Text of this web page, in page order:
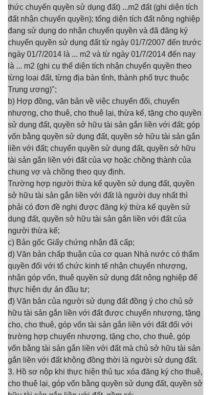
thức chuyển quyền sử dụng đất) ...m2 đất (ghi diện tích
đất nhận chuyển quyền); tổng diện tích đất nông nghiệp
đang sử dụng do nhận chuyển quyền và đã đăng ký
chuyển quyền sử dụng đất từ ngày 01/7/2007 đến trước
ngày 01/7/2014 là ... m2 và từ ngày 01/7/2014 đến nay
là ... m2 (ghi cụ thể diện tích nhận chuyển quyền theo
từng loại đất, từng địa bàn tỉnh, thành phố trực thuộc
Trung ương)";
b) Hợp đồng, văn bản về việc chuyển đổi, chuyển
nhượng, cho thuê, cho thuê lại, thừa kế, tặng cho quyền
sử dụng đất, quyền sở hữu tài sản gắn liền với đất; góp
vốn bằng quyền sử dụng đất, quyền sở hữu tài sản gắn
liền với đất; chuyển quyền sử dụng đất, quyền sở hữu
tài sản gắn liền với đất của vợ hoặc chồng thành của
chung vợ và chồng theo quy định.
Trường hợp người thừa kế quyền sử dụng đất, quyền
sở hữu tài sản gắn liền với đất là người duy nhất thì
phải có đơn đề nghị được đăng ký thừa kế quyền sử
dụng đất, quyền sở hữu tài sản gắn liền với đất của
người thừa kế;
c) Bản gốc Giấy chứng nhận đã cấp;
d) Văn bản chấp thuận của cơ quan Nhà nước có thẩm
quyền đối với tổ chức kinh tế nhận chuyển nhượng,
nhận góp vốn, thuê quyền sử dụng đất nông nghiệp để
thực hiện dự án đầu tư;
đ) Văn bản của người sử dụng đất đồng ý cho chủ sở
hữu tài sản gắn liền với đất được chuyển nhượng, tặng
cho, cho thuê, góp vốn tài sản gắn liền với đất đối với
trường hợp chuyển nhượng, tặng cho, cho thuê, góp
vốn bằng tài sản gắn liền với đất mà chủ sở hữu tài sản
gắn liền với đất không đồng thời là người sử dụng đất.
3. Hồ sơ nộp khi thực hiện thủ tục xóa đăng ký cho thuê,
cho thuê lại, góp vốn bằng quyền sử dụng đất, quyền sở